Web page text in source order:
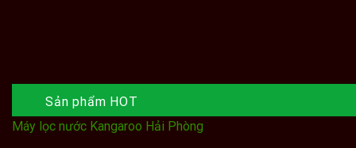
Sản phẩm HOT
Máy lọc nước Kangaroo Hải Phòng